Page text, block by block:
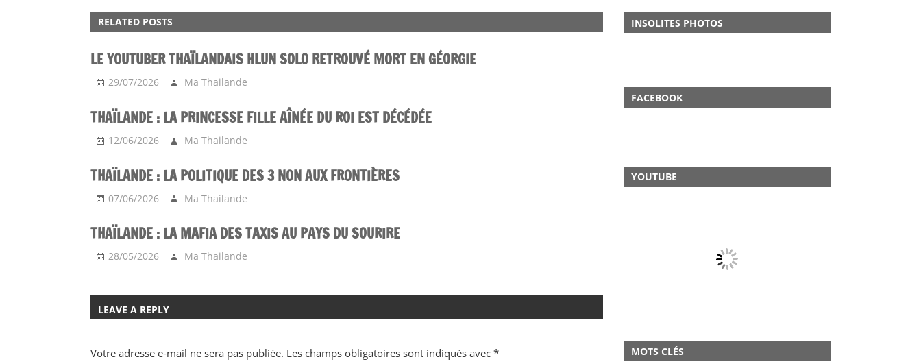
FAIT
RELATED POSTS
LE YOUTUBER THAÏLANDAIS HLUN SOLO RETROUVÉ MORT EN GÉORGIE
29/07/2026 Ma Thailande
THAÏLANDE : LA PRINCESSE FILLE AÎNÉE DU ROI EST DÉCÉDÉE
12/06/2026 Ma Thailande
THAÏLANDE : LA POLITIQUE DES 3 NON AUX FRONTIÈRES
07/06/2026 Ma Thailande
THAÏLANDE : LA MAFIA DES TAXIS AU PAYS DU SOURIRE
28/05/2026 Ma Thailande
LEAVE A REPLY
Votre adresse e-mail ne sera pas publiée. Les champs obligatoires sont indiqués avec *
INSOLITES PHOTOS
FACEBOOK
YOUTUBE
MOTS CLÉS